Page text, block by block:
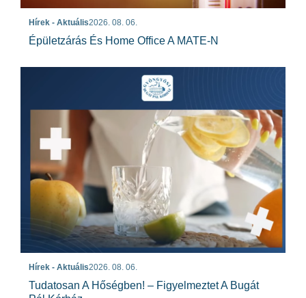
Hírek - Aktuális2026. 08. 06.
Épületzárás És Home Office A MATE-N
Hírek - Aktuális2026. 08. 06.
Tudatosan A Hőségben! – Figyelmeztet A Bugát